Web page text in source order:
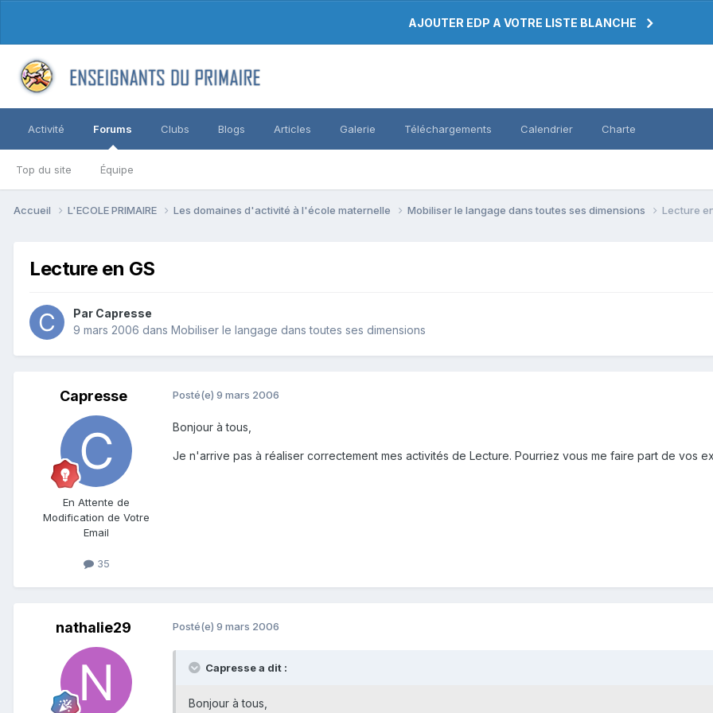
AJOUTER EDP A VOTRE LISTE BLANCHE
Activité Forums
Top du site Équipe
Clubs Blogs Articles Galerie Téléchargements Calendrier Charte
Accueil L'ECOLE PRIMAIRE Les domaines d'activité à l'école maternelle Mobiliser le langage dans toutes ses dimensions Lecture
Lecture en GS
Par Capresse
9 mars 2006 dans Mobiliser le langage dans toutes ses dimensions
Capresse
En Attente de
Modification de Votre
Email
35
Posté(e) 9 mars 2006
Bonjour à tous,
Je n'arrive pas à réaliser correctement mes activités de Lecture. Pourriez vous me faire part de vos
nathalie29 Posté(e) 9 mars 2006
Capresse a dit :
Bonjour à tous,